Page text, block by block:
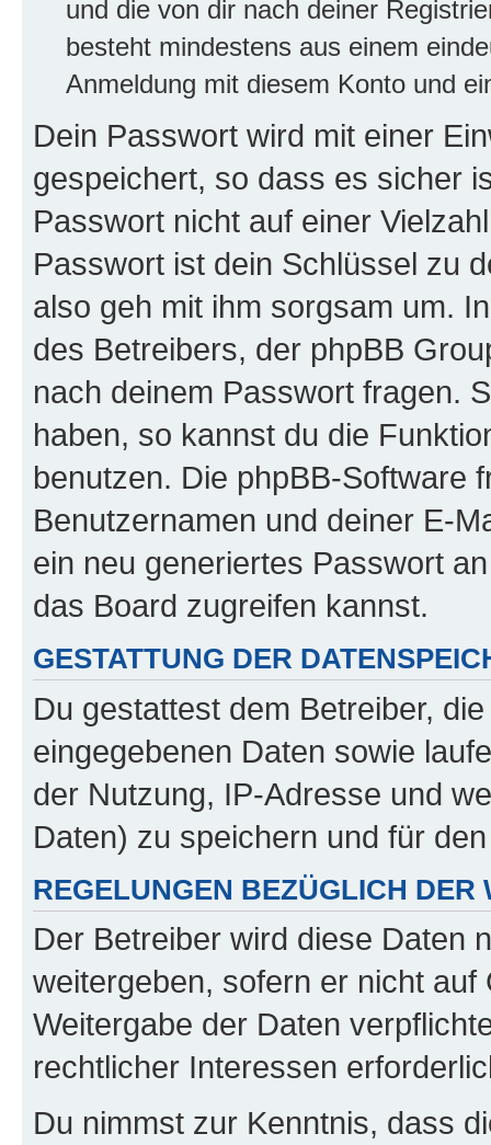
und die von dir nach deiner
besteht mindestens aus einem
Anmeldung mit diesem Konto und
Dein Passwort wird mit einer
gespeichert, so dass es sicher
Passwort nicht auf einer
Passwort ist dein Schlüssel zu
also geh mit ihm sorgsam um.
des Betreibers, der phpBB
nach deinem Passwort fragen.
haben, so kannst du die
benutzen. Die phpBB-Software
Benutzernamen und deiner E-
ein neu generiertes Passwort
das Board zugreifen kannst.
GESTATTUNG DER
Du gestattest dem Betreiber,
eingegebenen Daten sowie
der Nutzung, IP-Adresse und
Daten) zu speichern und für
REGELUNGEN BEZÜGLICH DER
Der Betreiber wird diese Daten
weitergeben, sofern er nicht
Weitergabe der Daten
rechtlicher Interessen
Du nimmst zur Kenntnis, dass